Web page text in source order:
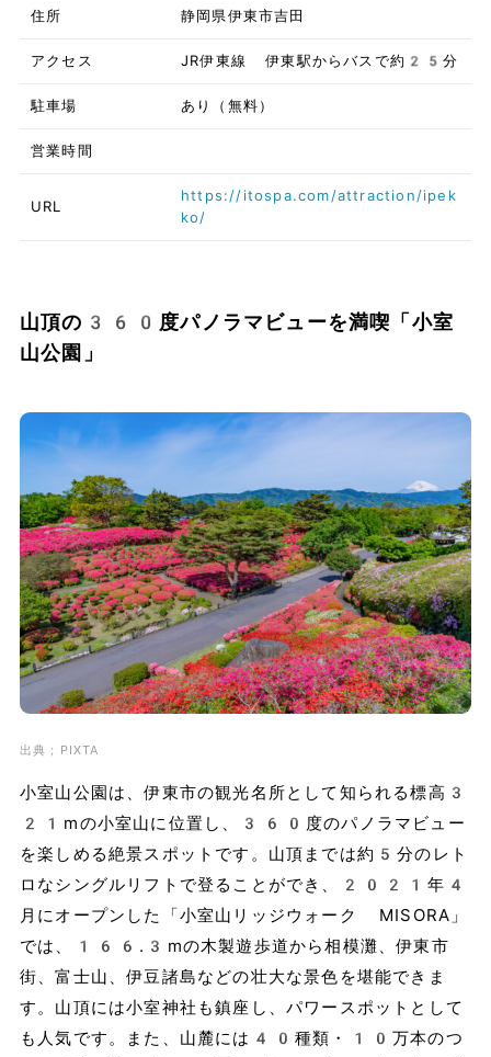
住所 静岡県伊東市吉田
アクセス JR伊東線 伊東駅からバスで約25分
駐車場 あり（無料）
営業時間
URL
https://itospa.com/attraction/ipek
ko/
山頂の360度パノラマビューを満喫「小室
山公園」
出典；PIXTA
小室山公園は、伊東市の観光名所として知られる標高3
21mの小室山に位置し、360度のパノラマビュー
を楽しめる絶景スポットです。山頂までは約5分のレト
ロなシングルリフトで登ることができ、2021年4
月にオープンした「小室山リッジウォーク MISORA」
では、166.3mの木製遊歩道から相模灘、伊東市
街、富士山、伊豆諸島などの壮大な景色を堪能できま
す。山頂には小室神社も鎮座し、パワースポットとして
も人気です。また、山麓には40種類・10万本のつ